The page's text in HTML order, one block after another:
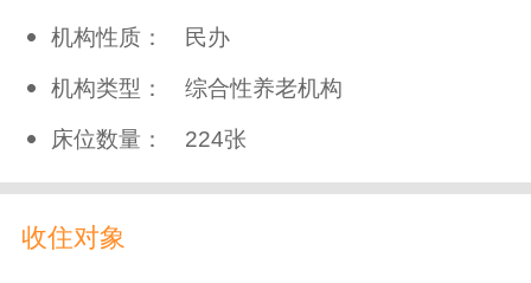
机构性质： 民办
机构类型： 综合性养老机构
床位数量： 224张
收住对象